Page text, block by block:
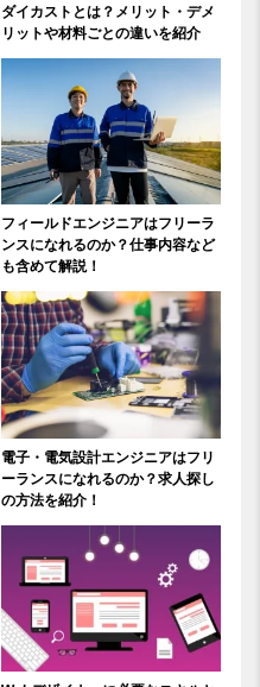
ダイカストとは？メリット・デメ
リットや材料ごとの違いを紹介
フィールドエンジニアはフリーラ
ンスになれるのか？仕事内容など
も含めて解説！
電子・電気設計エンジニアはフリ
ーランスになれるのか？求人探し
の方法を紹介！